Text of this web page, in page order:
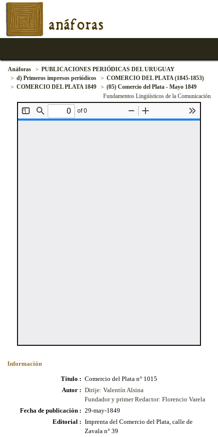
anáforas
Anáforas
PUBLICACIONES PERIÓDICAS DEL URUGUAY
d) Primeros impresos periódicos
COMERCIO DEL PLATA (1845-1853)
COMERCIO DEL PLATA 1849
(05) Comercio del Plata - Mayo 1849
Fundamentos Lingüísticos de la Comunicación
Información
Título : Comercio del Plata n° 1015
Autor : Dirije: Valentín Alsina
Fundador y primer Redactor: Florencio Varela
Fecha de publicación : 29-may-1849
Editorial : Imprenta del Comercio del Plata, calle de
Zavala n° 39